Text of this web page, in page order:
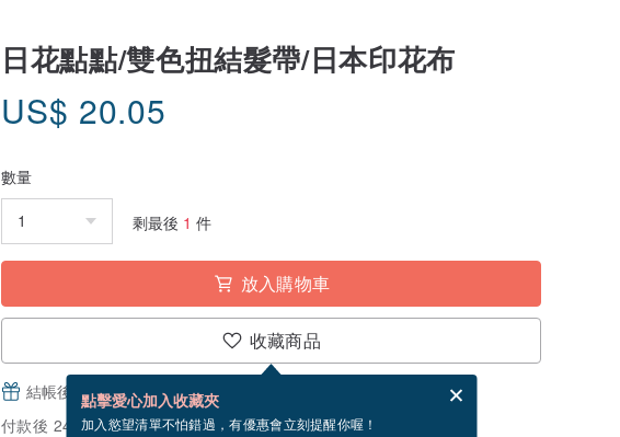
日花點點/雙色扭結髮帶/日本印花布
US$ 20.05
數量
剩最後 1 件
放入購物車
收藏商品
點擊愛心加入收藏夾
加入慾望清單不怕錯過，有優惠會立刻提醒你喔！
結帳後填寫並分享，免費幫你寄送電子賀卡。
電子賀卡是什麼？
付款後 24 小時內出貨。（不包含週五到週日）